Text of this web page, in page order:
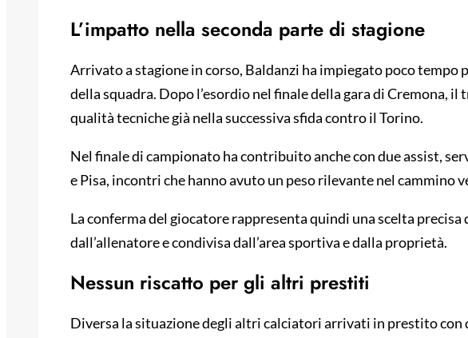
L’impatto nella seconda parte di stagione
Arrivato a stagione in corso, Baldanzi ha impiegato poco tempo
della squadra. Dopo l’esordio nel finale della gara di Cremona,
qualità tecniche già nella successiva sfida contro il Torino.
Nel finale di campionato ha contribuito anche con due assist,
e Pisa, incontri che hanno avuto un peso rilevante nel cammino
La conferma del giocatore rappresenta quindi una scelta precisa
dall’allenatore e condivisa dall’area sportiva e dalla proprietà.
Nessun riscatto per gli altri prestiti
Diversa la situazione degli altri calciatori arrivati in prestito